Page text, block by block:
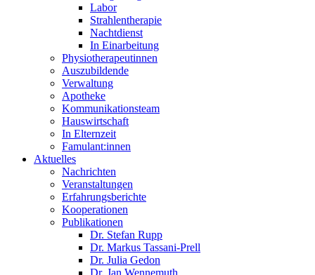
Labor
Strahlentherapie
Nachtdienst
In Einarbeitung
Physiotherapeutinnen
Auszubildende
Verwaltung
Apotheke
Kommunikationsteam
Hauswirtschaft
In Elternzeit
Famulant:innen
Aktuelles
Nachrichten
Veranstaltungen
Erfahrungsberichte
Kooperationen
Publikationen
Dr. Stefan Rupp
Dr. Markus Tassani-Prell
Dr. Julia Gedon
Dr. Jan Wennemuth